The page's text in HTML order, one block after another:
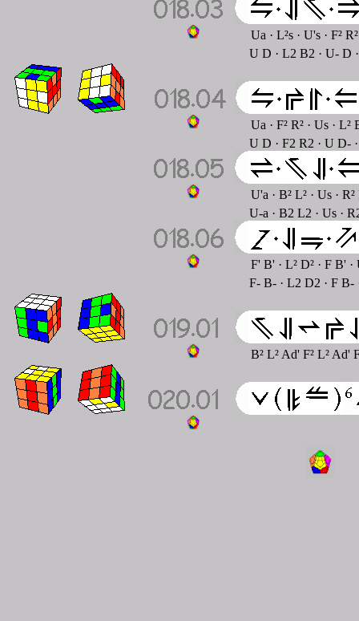
Ua · L²s · U's · F²
U D · L2 B2 · U- D
Ua · F² R² · Us · L²
U D · F2 R2 · U D-
U'a · B² L² · Us ·
U-a · B2 L2 · Us ·
F' B' · L² D² · F B' ·
F- B- · L2 D2 · F
B² L² Ad' F² L² Ad'